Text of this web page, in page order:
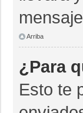
Arriba
¿Para
Esto te